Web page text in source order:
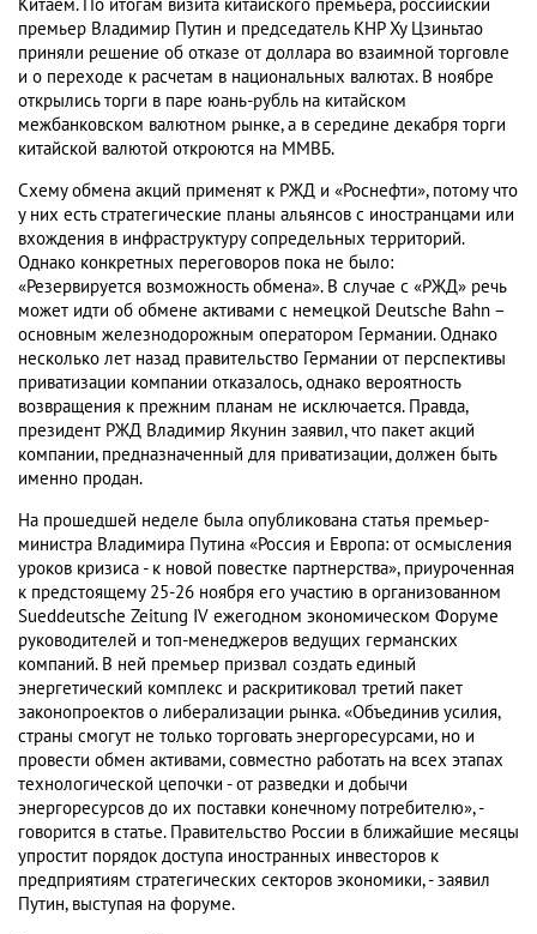
Китаем. По итогам визита китайского премьера, российский
премьер Владимир Путин и председатель КНР Ху Цзиньтао
приняли решение об отказе от доллара во взаимной торговле
и о переходе к расчетам в национальных валютах. В ноябре
открылись торги в паре юань-рубль на китайском
межбанковском валютном рынке, а в середине декабря торги
китайской валютой откроются на ММВБ.
Схему обмена акций применят к РЖД и «Роснефти», потому что
у них есть стратегические планы альянсов с иностранцами или
вхождения в инфраструктуру сопредельных территорий.
Однако конкретных переговоров пока не было:
«Резервируется возможность обмена». В случае с «РЖД» речь
может идти об обмене активами с немецкой Deutsche Bahn –
основным железнодорожным оператором Германии. Однако
несколько лет назад правительство Германии от перспективы
приватизации компании отказалось, однако вероятность
возвращения к прежним планам не исключается. Правда,
президент РЖД Владимир Якунин заявил, что пакет акций
компании, предназначенный для приватизации, должен быть
именно продан.
На прошедшей неделе была опубликована статья премьер-
министра Владимира Путина «Россия и Европа: от осмысления
уроков кризиса - к новой повестке партнерства», приуроченная
к предстоящему 25-26 ноября его участию в организованном
Sueddeutsche Zeitung IV ежегодном экономическом Форуме
руководителей и топ-менеджеров ведущих германских
компаний. В ней премьер призвал создать единый
энергетический комплекс и раскритиковал третий пакет
законопроектов о либерализации рынка. «Объединив усилия,
страны смогут не только торговать энергоресурсами, но и
провести обмен активами, совместно работать на всех этапах
технологической цепочки - от разведки и добычи
энергоресурсов до их поставки конечному потребителю», -
говорится в статье. Правительство России в ближайшие месяцы
упростит порядок доступа иностранных инвесторов к
предприятиям стратегических секторов экономики, - заявил
Путин, выступая на форуме.